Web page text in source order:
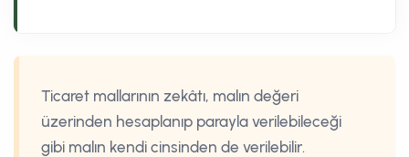
Ticaret mallarının zekâtı, malın değeri
üzerinden hesaplanıp parayla verilebileceği
gibi malın kendi cinsinden de verilebilir.